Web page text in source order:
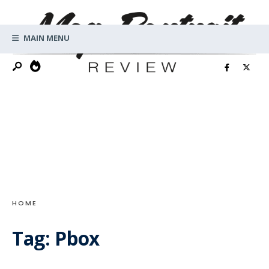
contentMAIN MENU
HOME
Tag: Pbox